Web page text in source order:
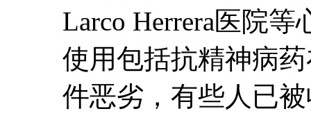
Larco Herrera医院
使用包括抗精神病
件恶劣，有些人已